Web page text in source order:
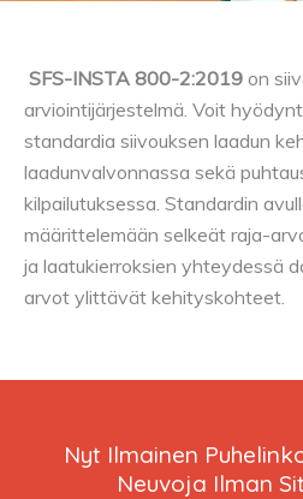
SFS-INSTA 800-2:2019 on
arviointijärjestelmä. Voit
standardia siivouksen laadun
laadunvalvonnassa sekä
kilpailutuksessa. Standardin
määrittelemään selkeät raja-
ja laatukierroksien yhteydessä
arvot ylittävät kehityskohteet.
Nyt Ilmainen
Neuvoja Ilman